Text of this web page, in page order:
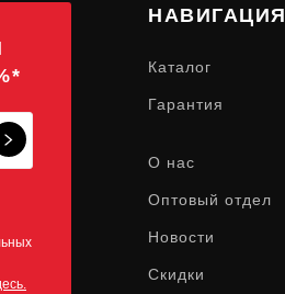
НАВИГАЦИЯ
Каталог
Гарантия
О нас
Оптовый отдел
Новости
Скидки